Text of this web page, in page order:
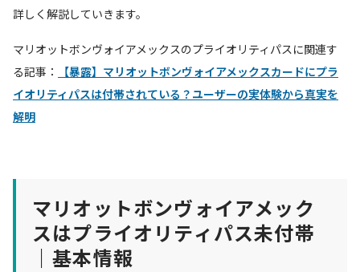
詳しく解説していきます。
マリオットボンヴォイアメックスのプライオリティパスに関連す
る記事：
【暴露】マリオットボンヴォイアメックスカードにプラ
イオリティパスは付帯されている？ユーザーの実体験から真実を
解明
マリオットボンヴォイアメック
スはプライオリティパス未付帯
｜基本情報